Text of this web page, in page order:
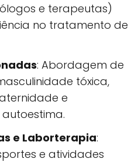
e terapeutas)
no tratamento de
: Abordagem de
tóxica,
e
e Laborterapia:
e atividades